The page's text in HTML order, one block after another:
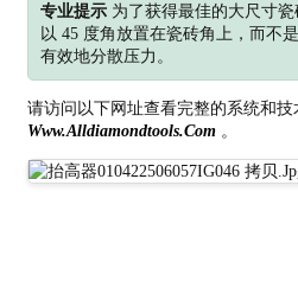
专业提示 为了获得最佳的大尺寸
以 45 度角放置在瓷砖角上，而不
有效地分散压力。
请访问以下网址查看完整的系统和技
Www.alldiamondtools.com 。